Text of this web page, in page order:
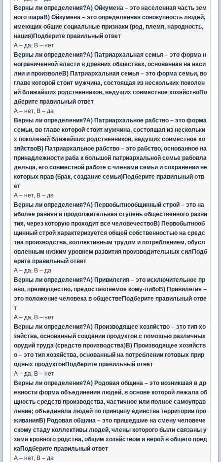
Верны ли определения?А) Ойкумена – это населенная часть зем
ного шараВ) Ойкумена – это определенная совокупность людей,
имеющих общие социальные признаки (род, племя, народность,
нация)Подберите правильный ответ
А – да, В – нет
Верны ли определения?А) Патриархальная семья – это форма н
еограниченной власти в древних обществах, основанная на наси
лии и произволеВ) Патриархальная семья – это форма семьи, во
главе которой стоит мужчина, состоящая из нескольких поколен
ий ближайших родственников, ведущих совместное хозяйствоПо
дберите правильный ответ
А – нет, В – да
Верны ли определения?А) Патриархальное рабство – это форма
семьи, во главе которой стоит мужчина, состоящая из нескольки
х поколений ближайших родственников, ведущих совместное хо
зяйствоВ) Патриархальное рабство – это рабство, основанное на
принадлежности раба к большой патриархальной семье рабовла
дельца, его совместной работе с членами семьи и сохранении не
которых прав (брак, создание семьи)Подберите правильный отв
ет
А – нет, В – да
Верны ли определения?А) Первобытнообщинный строй – это на
иболее ранняя и продолжительная ступень общественного разви
тия, через которую проходит все человечествоВ) Первобытнооб
щинный строй характеризуется общей собственностью на средс
тва производства, коллективным трудом и потреблением, обусл
овленным низким уровнем развития производительных силПодб
ерите правильный ответ
А – да, В – да
Верны ли определения?А) Привилегия – это исключительное пр
аво, преимущество, предоставляемое кому-либоВ) Привилегия –
это положение человека в обществеПодберите правильный отве
т
А – да, В – нет
Верны ли определения?А) Производящее хозяйство – это тип хо
зяйства, основанный создании продуктов с помощью различных
орудий труда (средств производства)В) Производящее хозяйств
о – это тип хозяйства, основанный на потреблении готовых прир
одных продуктовПодберите правильный ответ
А – да, В – нет
Верны ли определения?А) Родовая община – это возникшая в др
евности форма объединения людей, в основе которой лежала об
щность средств производства, частичное или полное самоуправ
ление; объединяла людей по принципу единства территории про
живанияВ) Родовая община – это пришедшие на смену человече
скому стаду коллективы людей, члены которого были связаны у
зами кровного родства, общим хозяйством и верой в общего пред
каПодберите правильный ответ
А – нет, В – да